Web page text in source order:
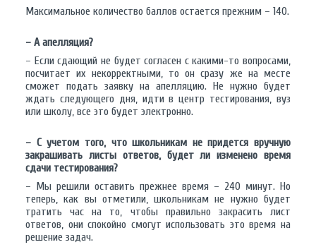
Максимальное количество баллов остается прежним – 140.
– А апелляция?
– Если сдающий не будет согласен с какими-то вопросами,
посчитает их некорректными, то он сразу же на месте
сможет подать заявку на апелляцию. Не нужно будет
ждать следующего дня, идти в центр тестирования, вуз
или школу, все это будет электронно.
– С учетом того, что школьникам не придется вручную
закрашивать листы ответов, будет ли изменено время
сдачи тестирования?
– Мы решили оставить прежнее время – 240 минут. Но
теперь, как вы отметили, школьникам не нужно будет
тратить час на то, чтобы правильно закрасить лист
ответов, они спокойно смогут использовать это время на
решение задач.